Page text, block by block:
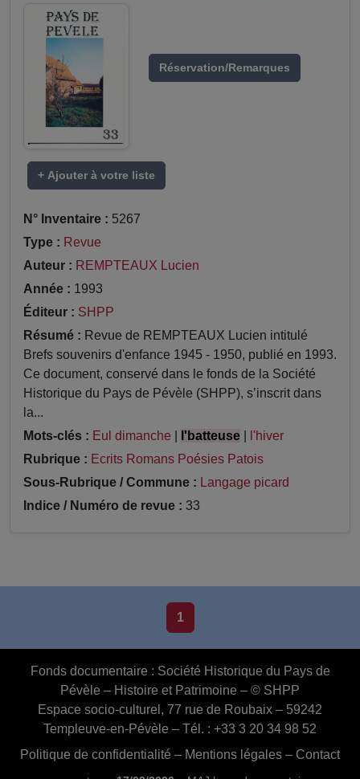
Réservation/Remarques
+ Ajouter à votre liste
N° Inventaire : 5267
Type : Revue
Auteur : REMPTEAUX Lucien
Année : 1993
Éditeur : SHPP
Résumé : Revue de REMPTEAUX Lucien intitulé
Brefs souvenirs d'enfance 1945 - 1950, publié en 1993.
Ce document, conservé dans le fonds de la Société
Historique du Pays de Pévèle (SHPP), s’inscrit dans
la...
Mots-clés : Eul dimanche l'batteuse
l'hiver
Rubrique : Ecrits Romans Poésies Patois
Sous-Rubrique / Commune : Langage picard
Indice / Numéro de revue : 33
1
Fonds documentaire : Société Historique du Pays de
Pévèle – Histoire et Patrimoine – © SHPP
Espace socio-culturel, 77 rue de Roubaix – 59242
Templeuve-en-Pévèle – Tél. : +33 3 20 34 98 52
Politique de confidentialité – Mentions légales – Contact